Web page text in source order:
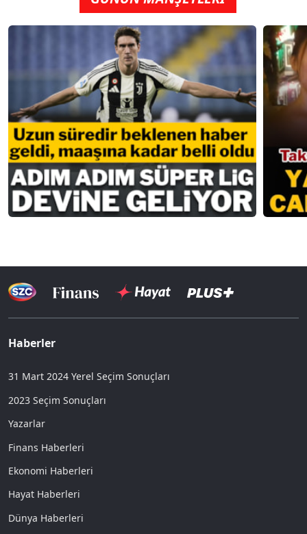
Haberler
31 Mart 2024 Yerel Seçim Sonuçları
2023 Seçim Sonuçları
Yazarlar
Finans Haberleri
Ekonomi Haberleri
Hayat Haberleri
Dünya Haberleri